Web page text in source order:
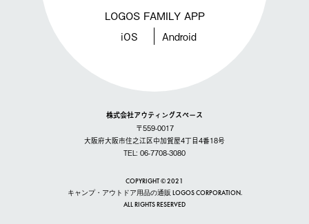
LOGOS FAMILY APP
iOS Android
株式会社アウティングスペース
〒559-0017
大阪府大阪市住之江区中加賀屋4丁目4番18号
TEL: 06-7708-3080
COPYRIGHT © 2021
キャンプ・アウトドア用品の通販 LOGOS CORPORATION.
ALL RIGHTS RESERVED